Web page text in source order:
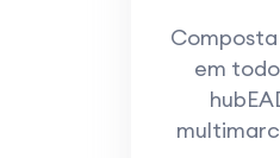
Composta
em